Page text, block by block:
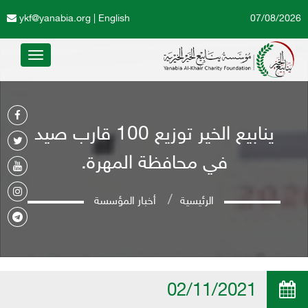
English
ykf@yanabia.org 07/08/2026
Toggle
ينابيع الخير توزيع 100 قارب صيد
في محافظة المهرة.
الرئيسية أخبار المؤسسة